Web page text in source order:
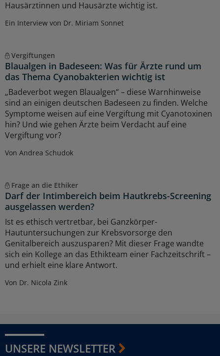
Hausärztinnen und Hausärzte wichtig ist.
Ein Interview von Dr. Miriam Sonnet
Vergiftungen
Blaualgen in Badeseen: Was für Ärzte rund um
das Thema Cyanobakterien wichtig ist
„Badeverbot wegen Blaualgen“ – diese Warnhinweise
sind an einigen deutschen Badeseen zu finden. Welche
Symptome weisen auf eine Vergiftung mit Cyanotoxinen
hin? Und wie gehen Ärzte beim Verdacht auf eine
Vergiftung vor?
Von Andrea Schudok
Frage an die Ethiker
Darf der Intimbereich beim Hautkrebs-Screening
ausgelassen werden?
Ist es ethisch vertretbar, bei Ganzkörper-
Hautuntersuchungen zur Krebsvorsorge den
Genitalbereich auszusparen? Mit dieser Frage wandte
sich ein Kollege an das Ethikteam einer Fachzeitschrift –
und erhielt eine klare Antwort.
Von Dr. Nicola Zink
UNSERE NEWSLETTER